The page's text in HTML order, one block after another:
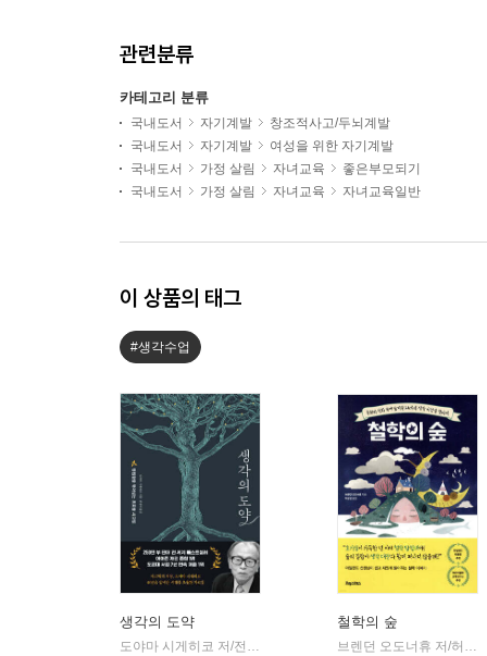
관련분류
카테고리 분류
국내도서 자기계발
창조적사고/두뇌계발
국내도서
자기계발
여성을 위한 자기계발
국내도서
가정 살림 자녀교육
좋은부모되기
국내도서
가정 살림 자녀교육 자녀교육일반
이 상품의 태그
#생각수업
생각의 도약
도야마 시게히코 저/전경아 역
페이지2북스
철학의 숲
브렌던 오도너휴 저/허성심 역